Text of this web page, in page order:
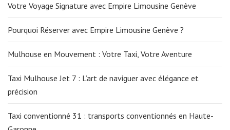
Votre Voyage Signature avec Empire Limousine Genève
Pourquoi Réserver avec Empire Limousine Genève ?
Mulhouse en Mouvement : Votre Taxi, Votre Aventure
Taxi Mulhouse Jet 7 : L’art de naviguer avec élégance et
précision
Taxi conventionné 31 : transports conventionnés en Haute-